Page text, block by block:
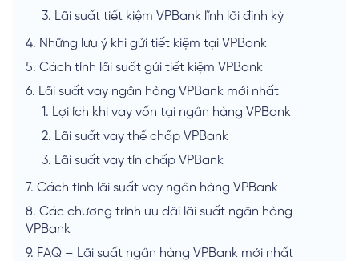
3. Lãi suất tiết kiệm VPBank lĩnh lãi định kỳ
4. Những lưu ý khi gửi tiết kiệm tại VPBank
5. Cách tính lãi suất gửi tiết kiệm VPBank
6. Lãi suất vay ngân hàng VPBank mới nhất
1. Lợi ích khi vay vốn tại ngân hàng VPBank
2. Lãi suất vay thế chấp VPBank
3. Lãi suất vay tín chấp VPBank
7. Cách tính lãi suất vay ngân hàng VPBank
8. Các chương trình ưu đãi lãi suất ngân hàng
VPBank
9. FAQ – Lãi suất ngân hàng VPBank mới nhất